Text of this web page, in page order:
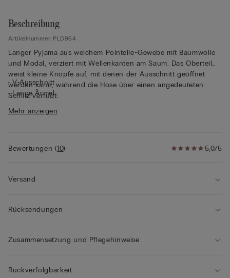
Beschreibung
Artikelnummer: PLD964
Langer Pyjama aus weichem Pointelle-Gewebe mit Baumwolle
und Modal, verziert mit Wellenkanten am Saum. Das Oberteil
weist kleine Knöpfe auf, mit denen der Ausschnitt geöffnet
werden kann, während die Hose über einen angedeuteten
Schlitz verfügt.
• V-Ausschnitt
• Lange Ärmel
• Normale Passform
Mehr anzeigen
5,0/5
Bewertungen (10)
Versand
Rücksendungen
Zusammensetzung und Pflegehinweise
Rückverfolgbarkeit